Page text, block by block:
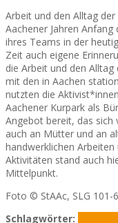
Arbeit und den Alltag
Aachener Jahren
ihres Teams in der
Zeit auch eigene
die Arbeit und den
mit den in Aachen
nutzten die
Aachener Kurpark als
Angebot bereit, das sich
auch an Mütter und an
handwerklichen
Aktivitäten stand auch
Mittelpunkt.
Foto © StAAc, SLG 101-
Schlagwörter: